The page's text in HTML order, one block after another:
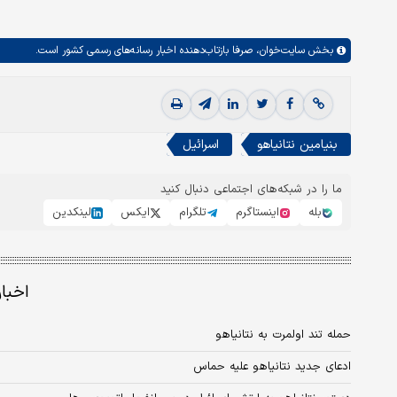
بخش سایت‌خوان، صرفا بازتاب‌دهنده اخبار رسانه‌های رسمی کشور است.
بنیامین نتانیاهو اسرائیل
ما را در شبکه‌های اجتماعی دنبال کنید
بله
اینستاگرم تلگرام ایکس لینکدین
حمله تند اولمرت به نتانیاهو
ادعای جدید نتانیاهو علیه حماس